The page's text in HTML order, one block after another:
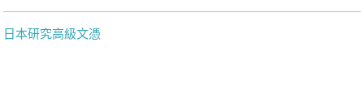
日本研究高級文憑